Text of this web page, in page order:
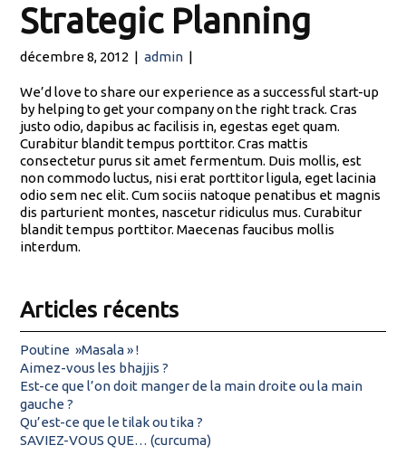
Strategic Planning
décembre 8, 2012 |admin |
We’d love to share our experience as a successful start-up
by helping to get your company on the right track. Cras
justo odio, dapibus ac facilisis in, egestas eget quam.
Curabitur blandit tempus porttitor. Cras mattis
consectetur purus sit amet fermentum. Duis mollis, est
non commodo luctus, nisi erat porttitor ligula, eget lacinia
odio sem nec elit. Cum sociis natoque penatibus et magnis
dis parturient montes, nascetur ridiculus mus. Curabitur
blandit tempus porttitor. Maecenas faucibus mollis
interdum.
Articles récents
Poutine »Masala » !
Aimez-vous les bhajjis ?
Est-ce que l’on doit manger de la main droite ou la main
gauche ?
Qu’est-ce que le tilak ou tika ?
SAVIEZ-VOUS QUE… (curcuma)